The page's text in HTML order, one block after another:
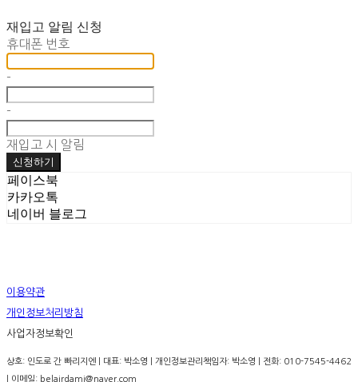
재입고 알림 신청
휴대폰 번호
-
-
재입고 시 알림
신청하기
페이스북
카카오톡
네이버 블로그
이용약관
개인정보처리방침
사업자정보확인
상호: 인도로 간 빠리지엔 | 대표: 박소영 | 개인정보관리책임자: 박소영 | 전화: 010-7545-4462
| 이메일: belairdami@naver.com